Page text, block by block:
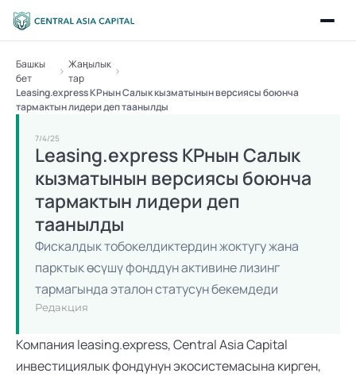
Башкы
бет
Жаңылык
тар
Leasing.express КРнын Салык кызматынын версиясы боюнча
тармактын лидери деп таанылды
7/4/25
Leasing.express КРнын Салык
кызматынын версиясы боюнча
тармактын лидери деп
таанылды
Фискалдык тобокелдиктердин жоктугу жана
парктык өсүшү фонддун активине лизинг
тармагында эталон статусун бекемдеди
Редакция
Компания leasing.express, Central Asia Capital